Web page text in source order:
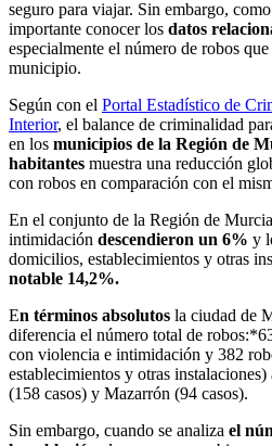
seguro para viajar. Sin embargo,
importante conocer los datos
especialmente el número de robos
municipio.
Según con el Portal Estadístico de
Interior, el balance de criminalidad
en los municipios de la Región de
habitantes muestra una reducción
con robos en comparación con el
En el conjunto de la Región de
intimidación descendieron un 6% y
domicilios, establecimientos y otras
notable 14,2%.
En términos absolutos la ciudad de
diferencia el número total de
con violencia e intimidación y 382
establecimientos y otras
(158 casos) y Mazarrón (94 casos).
Sin embargo, cuando se analiza el